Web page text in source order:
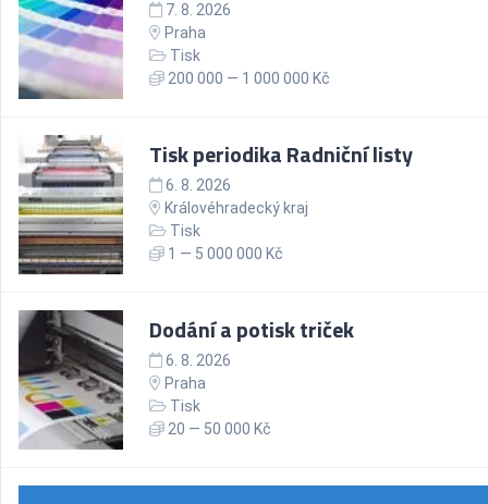
7. 8. 2026
Praha
Tisk
200 000 — 1 000 000 Kč
Tisk periodika Radniční listy
6. 8. 2026
Královéhradecký kraj
Tisk
1 — 5 000 000 Kč
Dodání a potisk triček
6. 8. 2026
Praha
Tisk
20 — 50 000 Kč